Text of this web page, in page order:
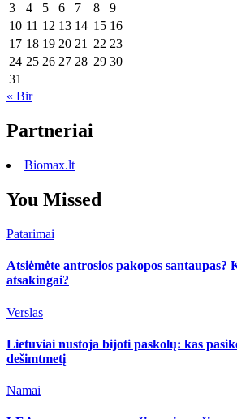
3
4 5 6 7 8
9
10 11 12 13 14 15 16
17 18 19 20 21 22 23
24 25 26 27 28 29 30
31
« Bir
Partneriai
Biomax.lt
You Missed
Patarimai
Atsiėmėte antrosios pakopos santaupas?
atsakingai?
Verslas
Lietuviai nustoja bijoti paskolų: kas
dešimtmetį
Namai